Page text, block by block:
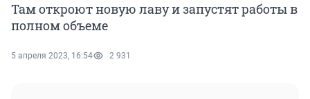
Там откроют новую лаву и запустят работы в
полном объеме
5 апреля 2023, 16:54 2 931